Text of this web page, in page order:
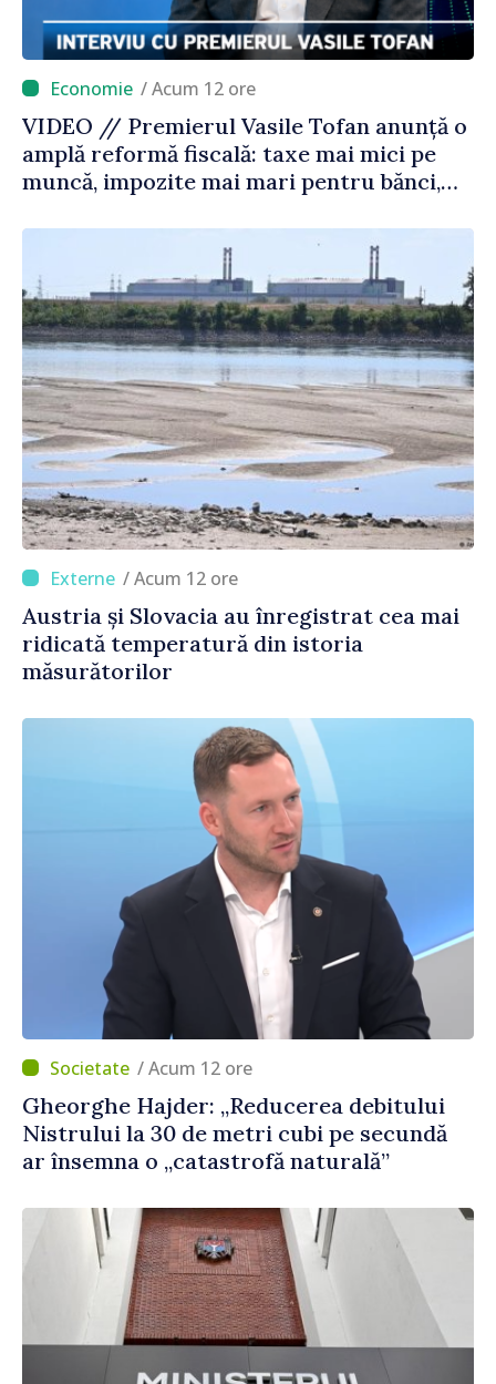
/ Acum 12 ore
VIDEO // Premierul Vasile Tofan anunță o
amplă reformă fiscală: taxe mai mici pe
muncă, impozite mai mari pentru bănci,
/ Acum 12 ore
Austria și Slovacia au înregistrat cea mai
ridicată temperatură din istoria
măsurătorilor
/ Acum 12 ore
Gheorghe Hajder: „Reducerea debitului
Nistrului la 30 de metri cubi pe secundă
ar însemna o „catastrofă naturală”